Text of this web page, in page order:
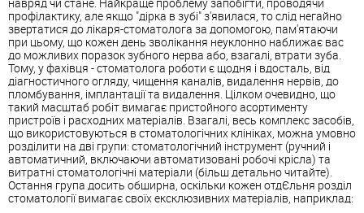
профілактику, але якщо "дірка в зубі" з'явилася, то слід негайно
звертатися до лікаря-стоматолога за допомогою, пам'ятаючи
при цьому, що кожен день зволікання неуклонно наближає вас
до можливих поразок зубного нерва або, взагалі, втрати зуба.
Тому, у фахівця - стоматолога роботи є щодня і вдосталь, від
діагностичного огляду, чищення каналів, видалення нервів, до
пломбування, імплантації та видалення. Цілком очевидно, що
такий масштаб робіт вимагає пристойного асортименту
пристроїв і расходних матеріалів. Взагалі, весь комплекс засобів,
що використовуються в стоматологічних клініках, можна умовно
розділити на дві групи: стоматологічний інструмент (ручний і
автоматичний, включаючи автоматизовані робочі крісла) та
витратні стоматологічні матеріали (більш детально читайте).
Остання група досить обширна, оскільки кожен отдЄльня розділ
стоматології вимагає своїх ексклюзивних матеріалів, наприклад: